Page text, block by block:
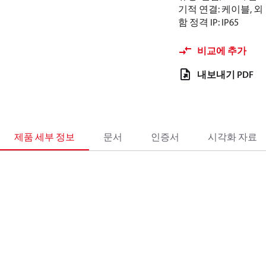
기적 연결: 케이블, 외
함 정격 IP: IP65
비교에 추가
내보내기 PDF
제품 세부 정보 문서 인증서 시각화 자료